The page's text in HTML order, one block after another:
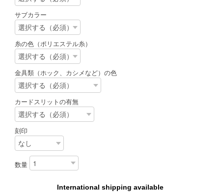
サブカラー
糸の色（ポリエステル糸）
金具類（ホック、カシメなど）の色
カードスリットの有無
刻印
数量
International shipping available